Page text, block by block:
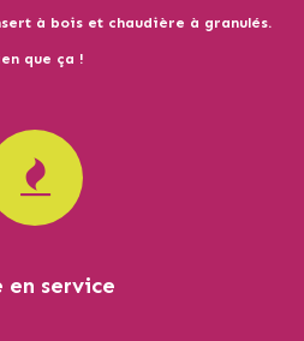
à bois et chaudière à granulés.
que ça !
en service